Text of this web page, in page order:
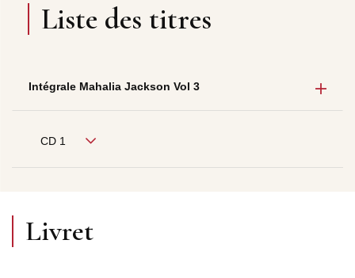
Liste des titres
Intégrale Mahalia Jackson Vol 3
CD 1
Livret